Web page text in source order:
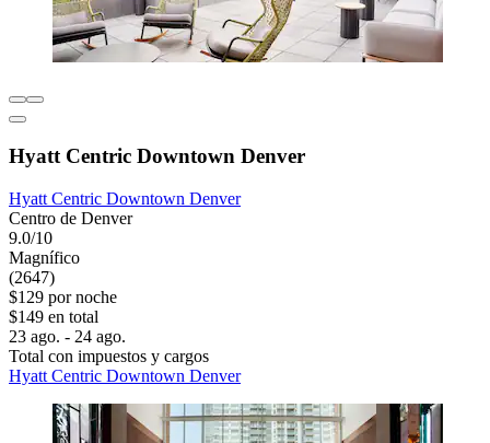
Hyatt Centric Downtown Denver
Hyatt Centric Downtown Denver
Centro de Denver
9.0/10
Magnífico
(2647)
$129 por noche
$149 en total
23 ago. - 24 ago.
Total con impuestos y cargos
Hyatt Centric Downtown Denver